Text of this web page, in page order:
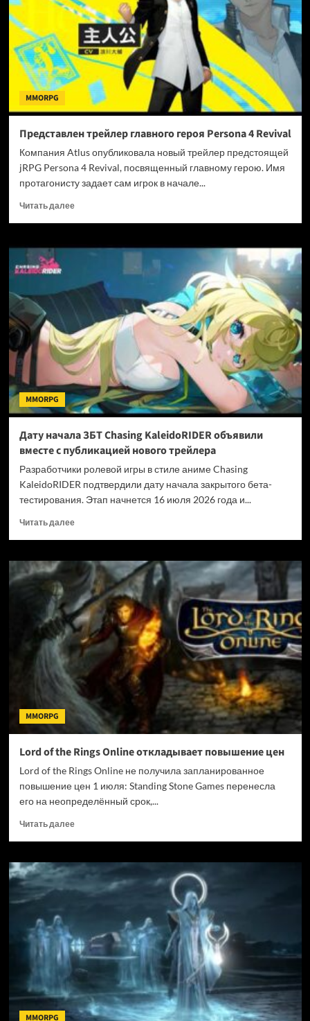
Origin
анонсирована
под
лозунгом
возвращения
к
истокам
MMORPG
Представлен трейлер главного героя Persona 4 Revival
Компания Atlus опубликовала новый трейлер предстоящей
jRPG Persona 4 Revival, посвященный главному герою. Имя
протагонисту задает сам игрок в начале...
Читать далееПрочитать
героя
Revival
MMORPG
Дату начала ЗБТ Chasing KaleidoRIDER объявили
вместе с публикацией нового трейлера
Разработчики ролевой игры в стиле аниме Chasing
KaleidoRIDER подтвердили дату начала закрытого бета-
тестирования. Этап начнется 16 июля 2026 года и...
Читать далееПрочитать
Дату
начала
ЗБТ
Chasing
KaleidoRIDER
объявили
вместе
с
публикацией
нового
трейлера
MMORPG
Lord of the Rings Online откладывает повышение цен
Lord of the Rings Online не получила запланированное
повышение цен 1 июля: Standing Stone Games перенесла
его на неопределённый срок,...
Читать далееПрочитать
Lord
the
откладывает
повышение
цен
MMORPG